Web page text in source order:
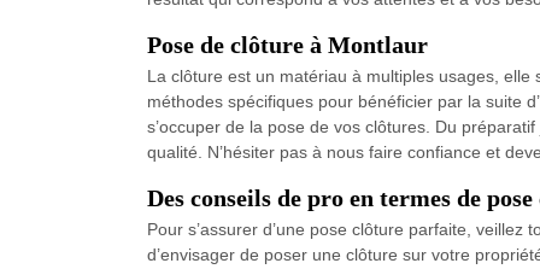
Pose de clôture à Montlaur
La clôture est un matériau à multiples usages,
méthodes spécifiques pour bénéficier par la suite
s’occuper de la pose de vos clôtures. Du
qualité. N’hésiter pas à nous faire confiance et
Des conseils de pro en termes de
Pour s’assurer d’une pose clôture parfaite,
d’envisager de poser une clôture sur votre